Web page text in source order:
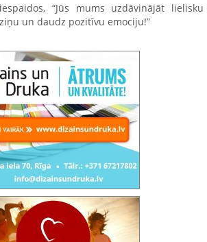
“Jūs mums uzdāvinājāt lielisku
un daudz pozitīvu emociju!”